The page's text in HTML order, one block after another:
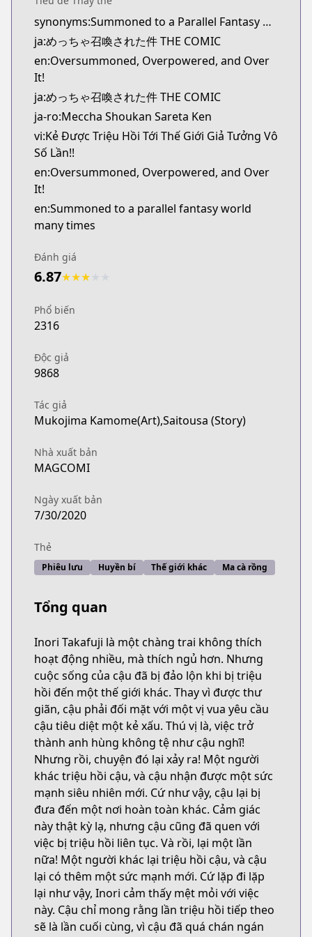
Kitsu
https://kitsu.app/manga/57931
CDJapan
CDJapan
MangaUpdates
MangaUpdates
novelUpdates
novelUpdates
https://www.novelupdates.com/series/i-was-
Book☆Walker
https://bookwalker.jp/series/275215/list
Official English
https://j-novel.club/series/oversummoned-
synonyms:Summoned to a Parallel Fantasy World Many Times
ja:めっちゃ召喚された件 THE COMIC
en:Oversummoned, Overpowered, and Over
It!
ja:めっちゃ召喚された件 THE COMIC
ja-ro:Meccha Shoukan Sareta Ken
vi:Kẻ Được Triệu Hồi Tới Thế Giới Giả Tưởng Vô
Số Lần!!
en:Oversummoned, Overpowered, and Over
It!
en:Summoned to a parallel fantasy world
many times
Đánh giá
6.87★★★
Phổ biến
2316
Độc giả
9868
Tác giả
Mukojima Kamome(Art),Saitousa (Story)
Nhà xuất bản
MAGCOMI
Ngày xuất bản
7/30/2020
Thẻ
Phiêu lưu Huyền bí Thế giới khác Ma cà rồng
Tổng quan
Inori Takafuji là một chàng trai không thích
hoạt động nhiều, mà thích ngủ hơn. Nhưng
cuộc sống của cậu đã bị đảo lộn khi bị triệu
hồi đến một thế giới khác. Thay vì được thư
giãn, cậu phải đối mặt với một vị vua yêu cầu
cậu tiêu diệt một kẻ xấu. Thú vị là, việc trở
thành anh hùng không tệ như cậu nghĩ!
Nhưng rồi, chuyện đó lại xảy ra! Một người
khác triệu hồi cậu, và cậu nhận được một sức
mạnh siêu nhiên mới. Cứ như vậy, cậu lại bị
đưa đến một nơi hoàn toàn khác. Cảm giác
này thật kỳ lạ, nhưng cậu cũng đã quen với
việc bị triệu hồi liên tục. Và rồi, lại một lần
nữa! Một người khác lại triệu hồi cậu, và cậu
lại có thêm một sức mạnh mới. Cứ lặp đi lặp
lại như vậy, Inori cảm thấy mệt mỏi với việc
này. Cậu chỉ mong rằng lần triệu hồi tiếp theo
sẽ là lần cuối cùng, vì cậu đã quá chán ngán